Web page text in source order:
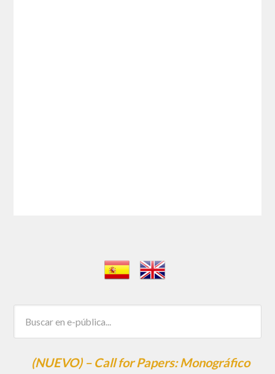
(NUEVO) – Call for Papers: Monográfico